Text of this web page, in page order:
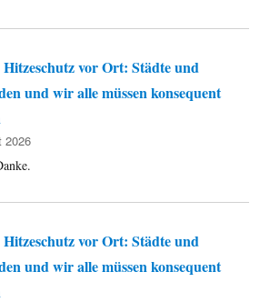
Hitzeschutz vor Ort: Städte und
und wir alle müssen konsequent
2026
Hitzeschutz vor Ort: Städte und
und wir alle müssen konsequent